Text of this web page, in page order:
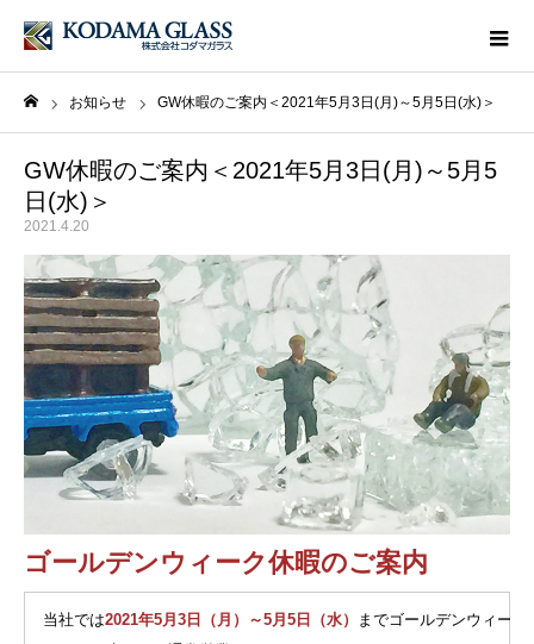
お知らせ GW休暇のご案内＜2021年5月3日(月)～5月5日(水)＞
GW休暇のご案内＜2021年5月3日(月)～5月5
日(水)＞
2021.4.20
ゴールデンウィーク休暇のご案内
当社では2021年5月3日（月）～5月5日（水）
までゴールデンウィー